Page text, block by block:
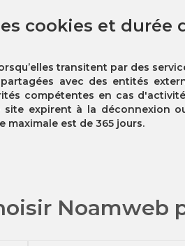
cookies et durée
transitent par des
avec des entités
compétentes en cas
expirent à la déconnexion
maximale est de 365 jours.
Noamweb